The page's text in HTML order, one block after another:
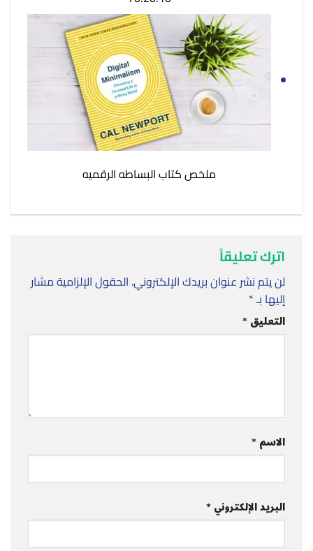
ملخص كتاب البساطه الرقميه
اترك تعليقاً
لن يتم نشر عنوان بريدك الإلكتروني. الحقول الإلزامية مشار
إليها بـ*
التعليق*
الاسم*
البريد الإلكتروني*